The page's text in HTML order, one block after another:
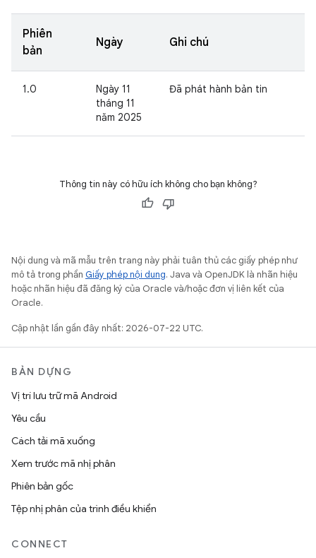
Phiên
bản
Ngày Ghi chú
1.0
Ngày 11
tháng 11
năm 2025
Đã phát hành bản tin
Thông tin này có hữu ích không cho bạn không?
Nội dung và mã mẫu trên trang này phải tuân thủ các giấy phép như
mô tả trong phần Giấy phép nội dung. Java và OpenJDK là nhãn hiệu
hoặc nhãn hiệu đã đăng ký của Oracle và/hoặc đơn vị liên kết của
Oracle.
Cập nhật lần gần đây nhất: 2026-07-22 UTC.
BẢN DỰNG
Vị trí lưu trữ mã Android
Yêu cầu
Cách tải mã xuống
Xem trước mã nhị phân
Phiên bản gốc
Tệp nhị phân của trình điều khiển
CONNECT